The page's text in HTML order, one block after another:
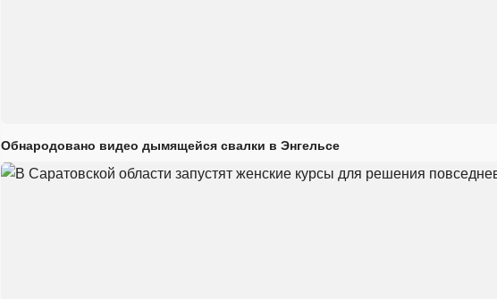
Обнародовано видео дымящейся свалки в Энгельсе